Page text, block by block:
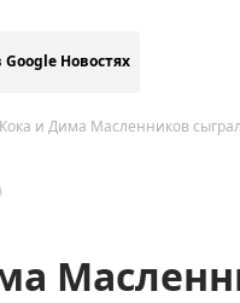
Google Новостях
и Дима Масленников